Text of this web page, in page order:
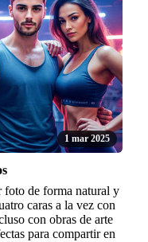
1 mar 2025
foto de forma natural y
caras a la vez con
con obras de arte
para compartir en